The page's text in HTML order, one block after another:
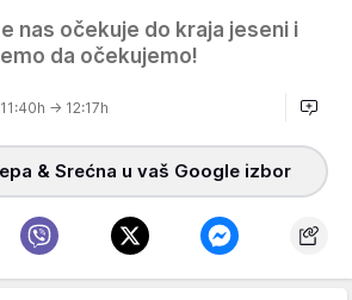
nas očekuje do kraja jeseni i
da očekujemo!
→ 12:17h
& Srećna u vaš Google izbor